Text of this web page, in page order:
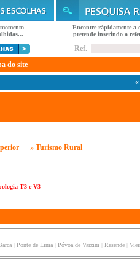
Encontre rápidamente a
pretende inserindo a
Ref.
do site
» Turismo Rural
T3 e V3
Ponte de Lima Póvoa de Varzim Resende